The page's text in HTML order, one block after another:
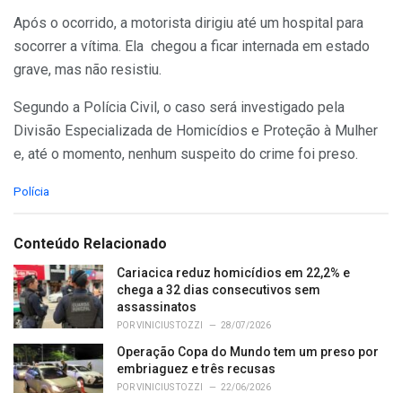
Após o ocorrido, a motorista dirigiu até um hospital para
socorrer a vítima. Ela chegou a ficar internada em estado
grave, mas não resistiu.
Segundo a Polícia Civil, o caso será investigado pela
Divisão Especializada de Homicídios e Proteção à Mulher
e, até o momento, nenhum suspeito do crime foi preso.
C
e
o
r
i
e
:
Polícia
Conteúdo Relacionado
Cariacica reduz homicídios em 22,2% e
chega a 32 dias consecutivos sem
assassinatos
PORVINICIUS TOZZI 28/07/2026
Operação Copa do Mundo tem um preso por
embriaguez e três recusas
PORVINICIUS TOZZI 22/06/2026